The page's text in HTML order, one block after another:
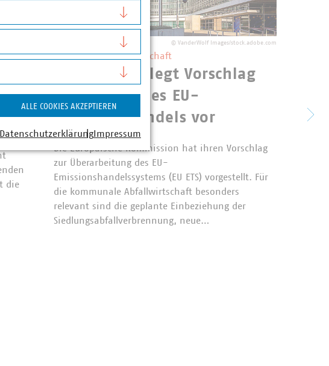
die
© VanderWolf Images/stock.adobe.com
EU ETS und Abfallwirtschaft
Kommission legt Vorschlag
zur Reform des EU-
Emissionshandels vor
27.07.2026
Die Europäische Kommission hat ihren Vorschlag
zur Überarbeitung des EU-
Emissionshandelssystems (EU ETS) vorgestellt. Für
die kommunale Abfallwirtschaft besonders
relevant sind die geplante Einbeziehung der
Siedlungsabfallverbrennung, neue…
ALLE COOKIES AKZEPTIEREN
DatenschutzerklärungImpressum